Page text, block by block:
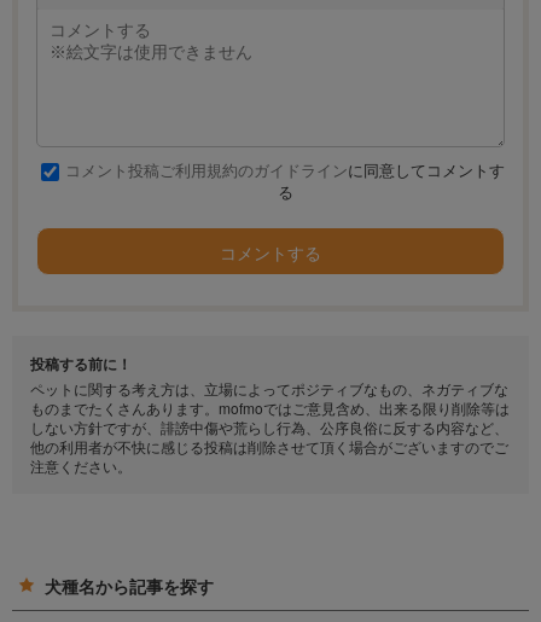
コメント投稿ご利用規約のガイドラインに同意してコメントす
る
コメントする
投稿する前に！
ペットに関する考え方は、立場によってポジティブなもの、ネガティブな
ものまでたくさんあります。mofmoではご意見含め、出来る限り削除等は
しない方針ですが、誹謗中傷や荒らし行為、公序良俗に反する内容など、
他の利用者が不快に感じる投稿は削除させて頂く場合がございますのでご
注意ください。
犬種名から記事を探す